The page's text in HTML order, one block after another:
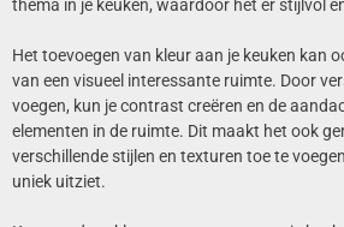
thema in je keuken, waardoor het er stijlvol
Het toevoegen van kleur aan je keuken kan
van een visueel interessante ruimte. Door
voegen, kun je contrast creëren en de
elementen in de ruimte. Dit maakt het ook
verschillende stijlen en texturen toe te
uniek uitziet.